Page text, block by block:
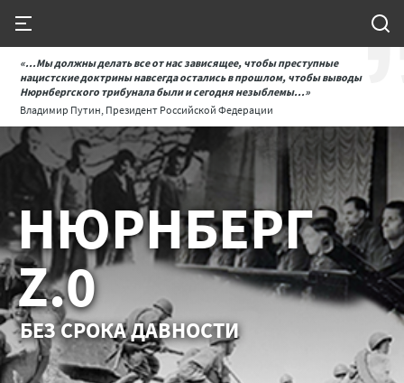
«...Мы должны делать все от нас зависящее, чтобы преступные
нацистские доктрины навсегда остались в прошлом, чтобы выводы
Нюрнбергского трибунала были и сегодня незыблемы...»
Владимир Путин, Президент Российской Федерации
НЮРНБЕРГ
Z.0
БЕЗ СРОКА ДАВНОСТИ